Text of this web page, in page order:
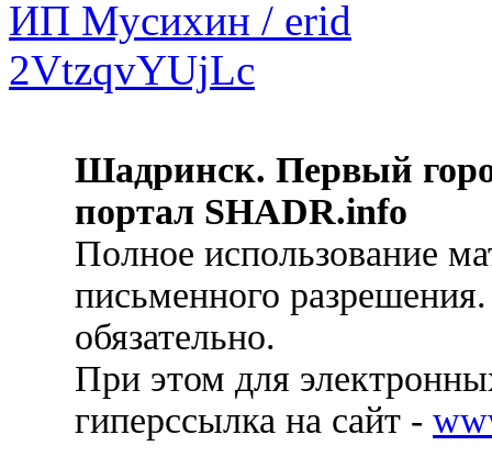
Шадринск. Первый
портал SHADR.info
Полное использование
письменного
обязательно.
При этом для
гиперссылка на сайт -